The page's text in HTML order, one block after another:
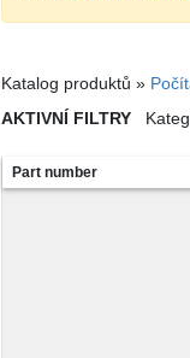
Katalog produktů »
AKTIVNÍ FILTRY
Part number